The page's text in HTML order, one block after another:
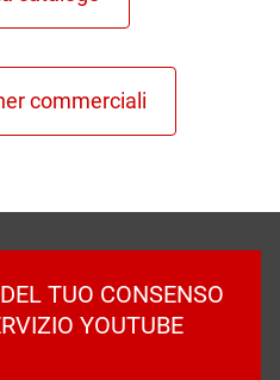
TUO CONSENSO
YOUTUBE